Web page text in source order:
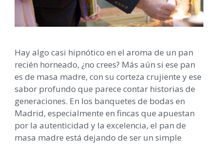
Hay algo casi hipnótico en el aroma de un pan
recién horneado, ¿no crees? Más aún si ese pan
es de masa madre, con su corteza crujiente y ese
sabor profundo que parece contar historias de
generaciones. En los banquetes de bodas en
Madrid, especialmente en fincas que apuestan
por la autenticidad y la excelencia, el pan de
masa madre está dejando de ser un simple